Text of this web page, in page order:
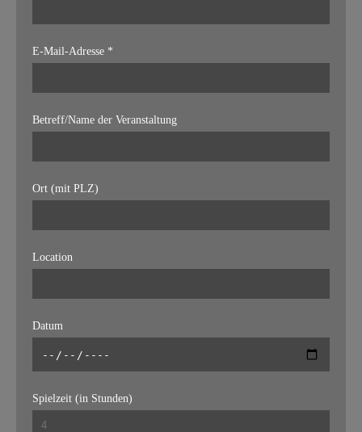
E-Mail-Adresse *
Betreff/Name der Veranstaltung
Ort (mit PLZ)
Location
Datum
Spielzeit (in Stunden)